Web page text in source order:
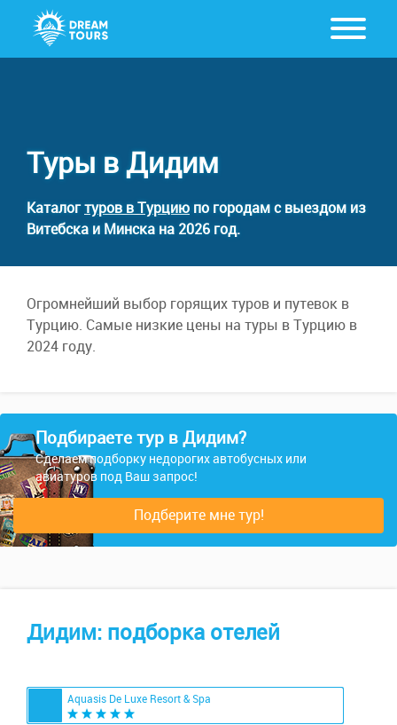
Туры в Дидим
Каталогтуров в Турцию по городам с выездом из
Витебска и Минска на 2026 год.
Огромнейший выбор горящих туров и путевок в
Турцию. Самые низкие цены на туры в Турцию в
2024 году.
Подбираете тур в Дидим?
Сделаем подборку недорогих автобусных или
авиатуров под Ваш запрос!
Подберите мне тур!
Дидим: подборка отелей
Aquasis De Luxe Resort & Spa